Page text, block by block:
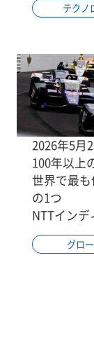
テクノ
2026年5月
100年以上
世界で最
の1つ
NTTインデ
グロ